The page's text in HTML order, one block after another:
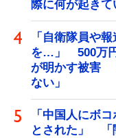
際に何が起き
「自衛隊員や
を…」 500万円
が明かす被害
ない」
「中国人にボ
とされた」 「